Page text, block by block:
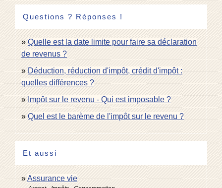
Questions ? Réponses !
Quelle est la date limite pour faire sa déclaration
de revenus ?
Déduction, réduction d'impôt, crédit d'impôt :
quelles différences ?
Impôt sur le revenu - Qui est imposable ?
Quel est le barème de l'impôt sur le revenu ?
Et aussi
Assurance vie